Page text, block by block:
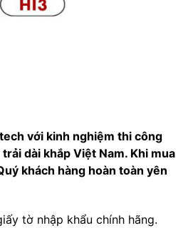
với kinh nghiệm thi công
dài khắp Việt Nam. Khi mua
khách hàng hoàn toàn yên
tờ nhập khẩu chính hãng.